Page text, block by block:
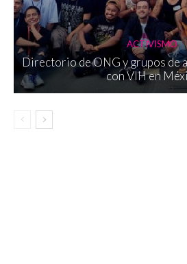
ACTIVISMO
Directorio de ONG y grupos de
con VIH en